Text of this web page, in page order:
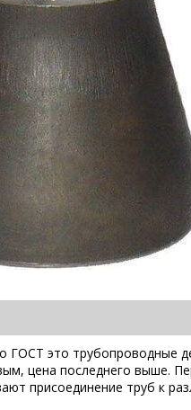
ГОСТ это трубопроводные
цена последнего выше.
присоединение труб к